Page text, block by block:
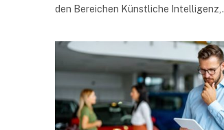
den Bereichen Künstliche